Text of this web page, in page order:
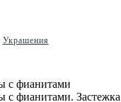
Украшения